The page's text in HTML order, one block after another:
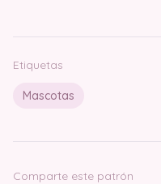
Etiquetas
Mascotas
Comparte este patrón